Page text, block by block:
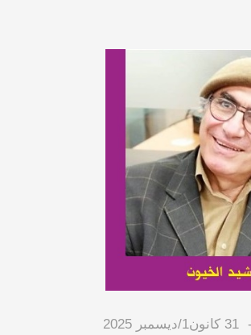
31 كانون1/ديسمبر 2025